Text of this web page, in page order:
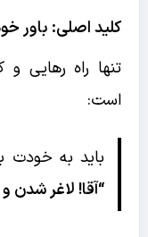
کلید اصلی: باور
تنها راه رهایی و
است:
باید به خودت
“آقا! لاغر